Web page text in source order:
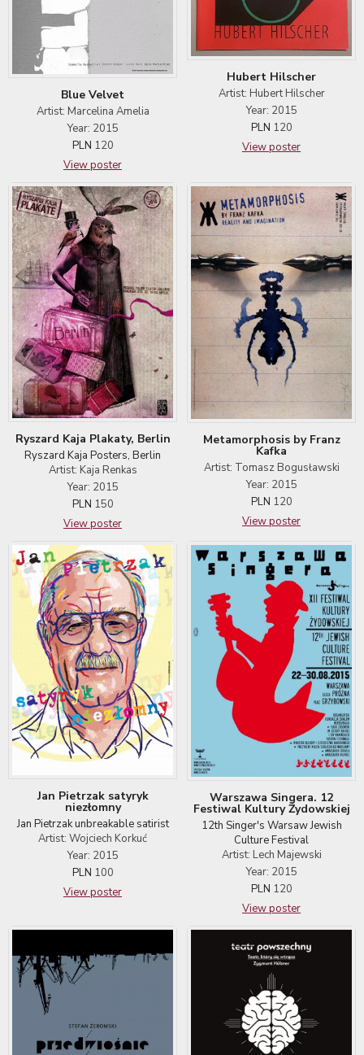
Blue Velvet
Artist: Marcelina Amelia
Year: 2015
PLN 120
View poster
Hubert Hilscher
Artist: Hubert Hilscher
Year: 2015
PLN 120
View poster
Ryszard Kaja Plakaty, Berlin
Ryszard Kaja Posters, Berlin
Artist: Kaja Renkas
Year: 2015
PLN 150
View poster
Metamorphosis by Franz
Kafka
Artist: Tomasz Bogusławski
Year: 2015
PLN 120
View poster
Jan Pietrzak satyryk
niezłomny
Jan Pietrzak unbreakable satirist
Artist: Wojciech Korkuć
Year: 2015
PLN 100
View poster
Warszawa Singera. 12
Festiwal Kultury Żydowskiej
12th Singer's Warsaw Jewish
Culture Festival
Artist: Lech Majewski
Year: 2015
PLN 120
View poster